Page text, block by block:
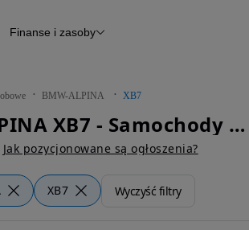
Raport z inspekcji
Otomoto News
Finanse i zasoby
BMW-ALPINA XB7
BMW-ALPINA XB7 - Samochody Osobowe
Jak pozycjonowane są ogłoszenia?
XB7 Wyczyść filtry